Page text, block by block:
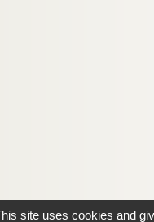
site uses cookies and